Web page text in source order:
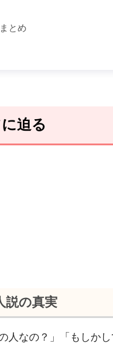
とめ
迫る
説の真実
人なの？」「もしか